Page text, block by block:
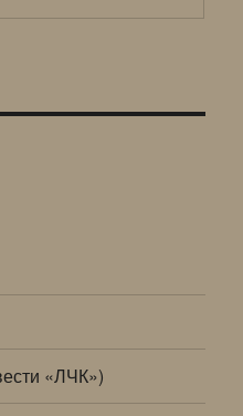
«ЛЧК»)